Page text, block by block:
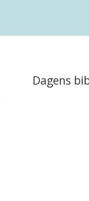
Dagens